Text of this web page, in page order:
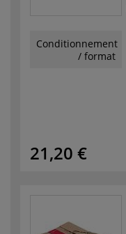
Conditionnement
/ format
21,20 €